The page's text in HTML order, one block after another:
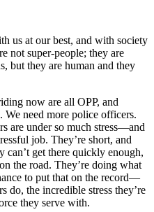
us at our best, and with society
not super-people; they are
but they are human and they
now are all OPP, and
We need more police officers.
are under so much stress—and
job. They’re short, and
can’t get there quickly enough,
the road. They’re doing what
to put that on the record—
do, the incredible stress they’re
they serve with.